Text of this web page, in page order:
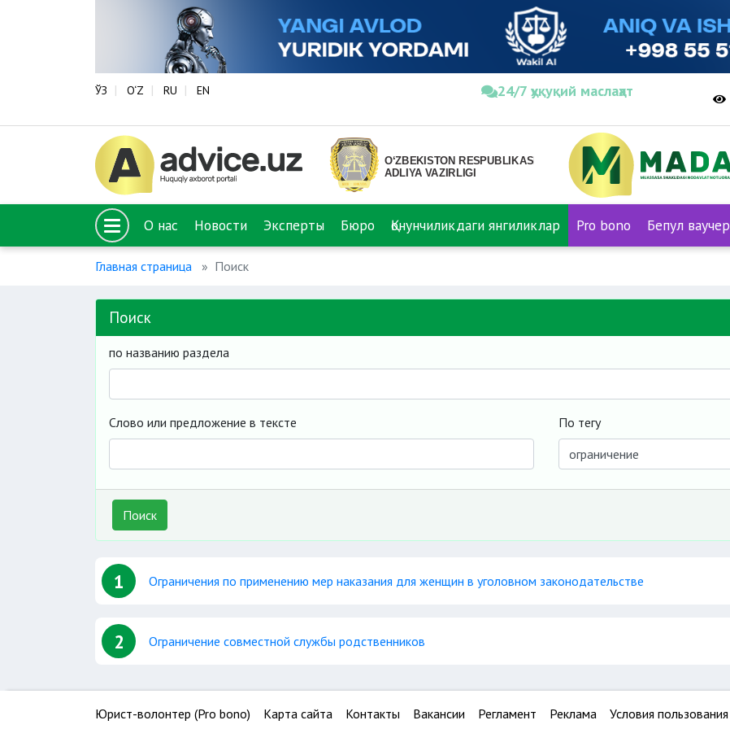
ЎЗ O‘Z RU EN 24/7 ҳуқуқий маслаҳат
О нас Новости Эксперты Бюро Қонунчиликдаги янгиликлар Pro bono Бепул ваучер
Главная страница Поиск
Поиск
по названию раздела
Слово или предложение в тексте По тегу
Поиск
1 Ограничения по применению мер наказания для женщин в уголовном законодательстве
2 Ограничение совместной службы родственников
Юрист-волонтер (Pro bono) Карта сайта Контакты Вакансии Регламент Реклама Условия пользования